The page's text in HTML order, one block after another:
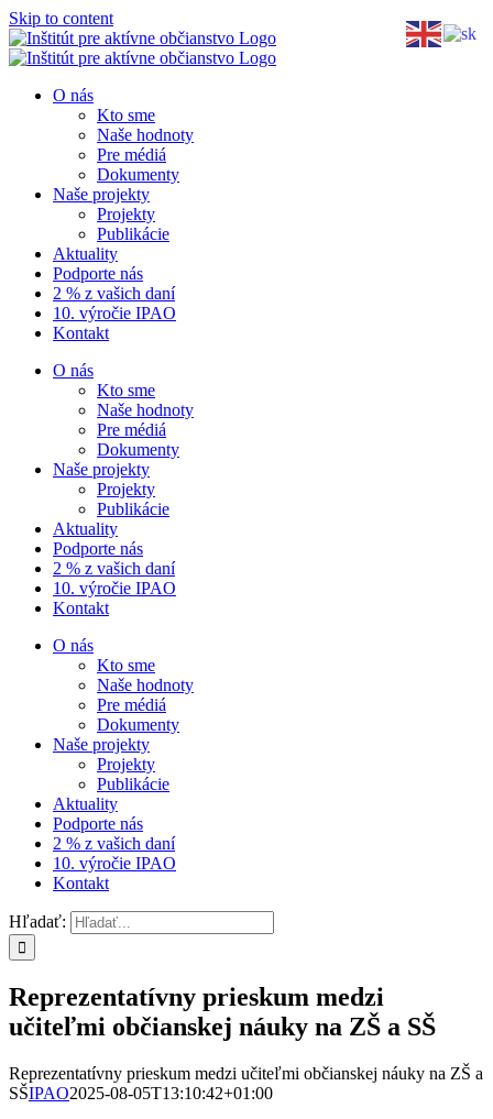
Skip to content
O nás
Kto sme
Naše hodnoty
Pre médiá
Dokumenty
Naše projekty
Projekty
Publikácie
Aktuality
Podporte nás
2 % z vašich daní
10. výročie IPAO
Kontakt
O nás
Kto sme
Naše hodnoty
Pre médiá
Dokumenty
Naše projekty
Projekty
Publikácie
Aktuality
Podporte nás
2 % z vašich daní
10. výročie IPAO
Kontakt
O nás
Kto sme
Naše hodnoty
Pre médiá
Dokumenty
Naše projekty
Projekty
Publikácie
Aktuality
Podporte nás
2 % z vašich daní
10. výročie IPAO
Kontakt
Hľadať:
Reprezentatívny prieskum medzi
učiteľmi občianskej náuky na ZŠ a SŠ
Reprezentatívny prieskum medzi učiteľmi občianskej náuky na ZŠ a
SŠIPAO2025-08-05T13:10:42+01:00